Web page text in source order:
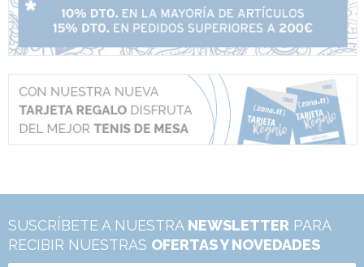
SUSCRÍBETE A NUESTRA NEWSLETTER PARA
RECIBIR NUESTRAS OFERTAS Y NOVEDADES